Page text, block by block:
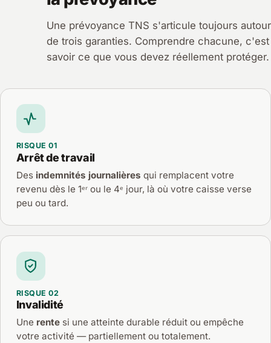
Une prévoyance TNS s'articule toujours autour
de trois garanties. Comprendre chacune, c'est
savoir ce que vous devez réellement protéger.
RISQUE 01
Arrêt de travail
Des indemnités journalières qui remplacent votre
revenu dès le 1ᵉʳ ou le 4ᵉ jour, là où votre caisse verse
peu ou tard.
RISQUE 02
Invalidité
Une rentesi une atteinte durable réduit ou empêche
votre activité — partiellement ou totalement.